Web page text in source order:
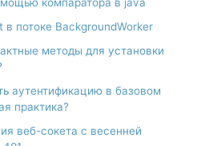
потоке BackgroundWorker
методы для установки
аутентификацию в базовом
практика?
веб-сокета с весенней